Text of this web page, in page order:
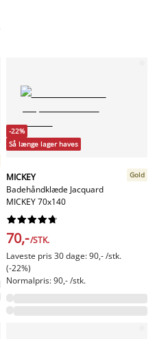
-22%
Så længe lager haves
MICKEY
Badehåndklæde Jacquard
MICKEY 70x140
Gold






70,-/STK.
Laveste pris 30 dage: 90,- /stk.
(-22%)
Normalpris: 90,- /stk.